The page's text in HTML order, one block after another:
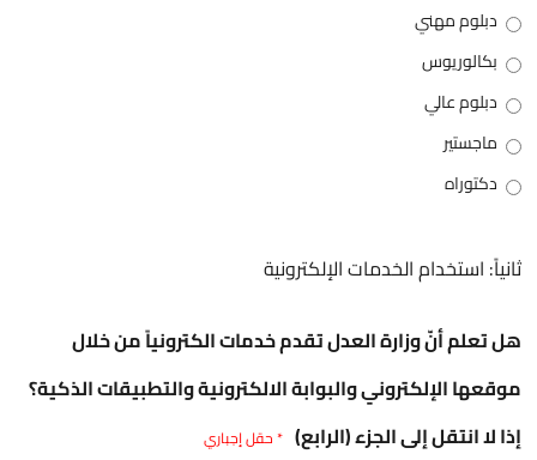
دبلوم مهني
بكالوريوس
دبلوم عالي
ماجستير
دكتوراه
ثانياً: استخدام الخدمات الإلكترونية
هل تعلم أنّ وزارة العدل تقدم خدمات الكترونياً من خلال
موقعها الإلكتروني والبوابة الالكترونية والتطبيقات الذكية؟
إذا لا انتقل إلى الجزء (الرابع) * حقل إجباري